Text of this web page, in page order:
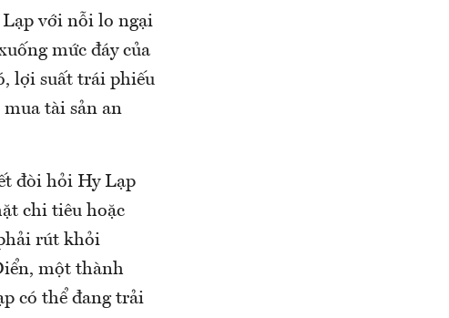
với nỗi lo ngại
mức đáy của
lợi suất trái phiếu
tài sản an
đòi hỏi Hy Lạp
chi tiêu hoặc
rút khỏi
một thành
có thể đang trải